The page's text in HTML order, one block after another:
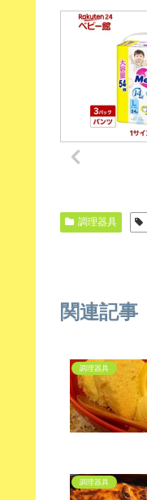
調理器具
関連記事
調理器具
調理器具